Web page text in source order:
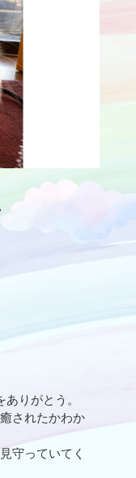
りがとう。
されたかわか
守っていてく